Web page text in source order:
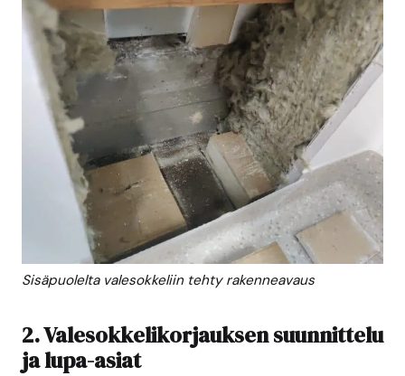
Sisäpuolelta valesokkeliin tehty rakenneavaus
2. Valesokkelikorjauksen suunnittelu
ja lupa-asiat